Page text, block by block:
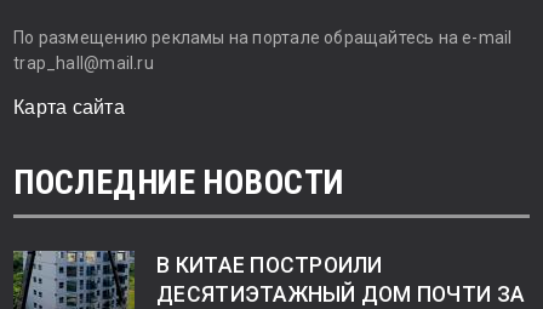
По размещению рекламы на портале обращайтесь на e-mail
trap_hall@mail.ru
Карта сайта
ПОСЛЕДНИЕ НОВОСТИ
В КИТАЕ ПОСТРОИЛИ
ДЕСЯТИЭТАЖНЫЙ ДОМ ПОЧТИ ЗА